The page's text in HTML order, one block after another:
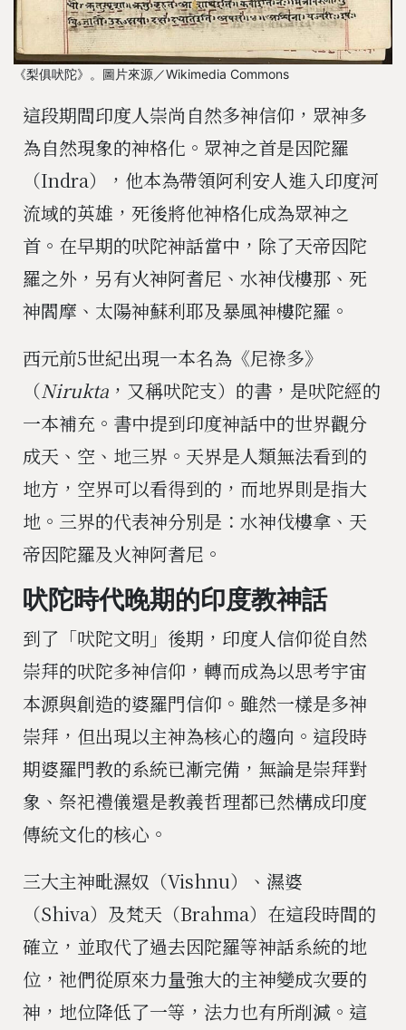
《梨俱吠陀》。圖片來源／Wikimedia Commons
這段期間印度人崇尚自然多神信仰，眾神多
為自然現象的神格化。眾神之首是因陀羅
（Indra），他本為帶領阿利安人進入印度河
流域的英雄，死後將他神格化成為眾神之
首。在早期的吠陀神話當中，除了天帝因陀
羅之外，另有火神阿耆尼、水神伐樓那、死
神閻摩、太陽神蘇利耶及暴風神樓陀羅。
西元前5世紀出現一本名為《尼祿多》
（Nirukta ，又稱吠陀支）的書，是吠陀經的
一本補充。書中提到印度神話中的世界觀分
成天、空、地三界。天界是人類無法看到的
地方，空界可以看得到的，而地界則是指大
地。三界的代表神分別是：水神伐樓拿、天
帝因陀羅及火神阿耆尼。
吠陀時代晚期的印度教神話
到了「吠陀文明」後期，印度人信仰從自然
崇拜的吠陀多神信仰，轉而成為以思考宇宙
本源與創造的婆羅門信仰。雖然一樣是多神
崇拜，但出現以主神為核心的趨向。這段時
期婆羅門教的系統已漸完備，無論是崇拜對
象、祭祀禮儀還是教義哲理都已然構成印度
傳統文化的核心。
三大主神毗濕奴（Vishnu）、濕婆
（Shiva）及梵天（Brahma）在這段時間的
確立，並取代了過去因陀羅等神話系統的地
位，祂們從原來力量強大的主神變成次要的
神，地位降低了一等，法力也有所削減。這